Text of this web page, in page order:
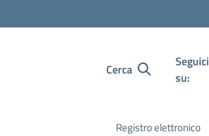
Cerca
Seguici
su:
Registro elettronico